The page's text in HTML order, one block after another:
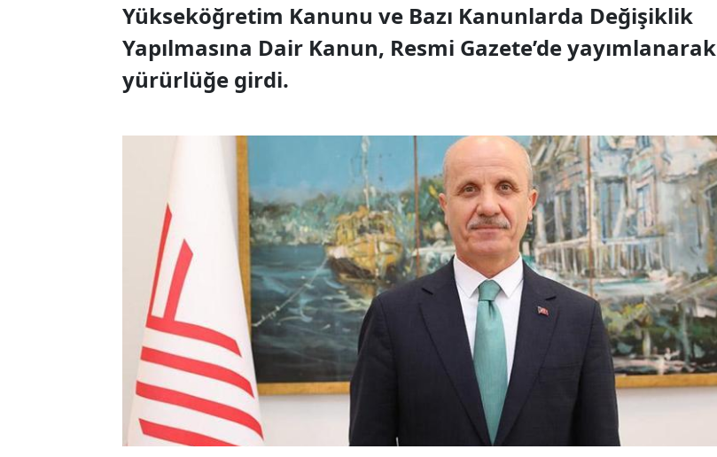
Yükseköğretim Kanunu ve Bazı Kanunlarda Değişiklik
Yapılmasına Dair Kanun, Resmi Gazete’de yayımlanarak
yürürlüğe girdi.